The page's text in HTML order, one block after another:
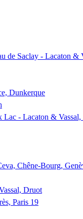
de Saclay - Lacaton &
Dunkerque
- Lacaton &
Chêne-Bourg,
Druot
Paris 19